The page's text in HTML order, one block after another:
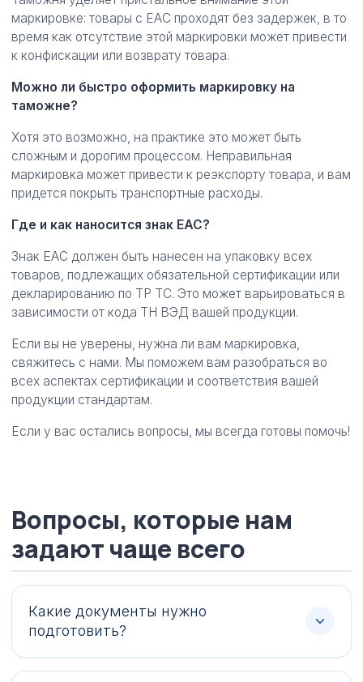
маркировке: товары с ЕАС проходят без задержек, в то
время как отсутствие этой маркировки может привести
к конфискации или возврату товара.
Можно ли быстро оформить маркировку на
таможне?
Хотя это возможно, на практике это может быть
сложным и дорогим процессом. Неправильная
маркировка может привести к реэкспорту товара, и вам
придется покрыть транспортные расходы.
Где и как наносится знак ЕАС?
Знак ЕАС должен быть нанесен на упаковку всех
товаров, подлежащих обязательной сертификации или
декларированию по ТР ТС. Это может варьироваться в
зависимости от кода ТН ВЭД вашей продукции.
Если вы не уверены, нужна ли вам маркировка,
свяжитесь с нами. Мы поможем вам разобраться во
всех аспектах сертификации и соответствия вашей
продукции стандартам.
Если у вас остались вопросы, мы всегда готовы помочь!
Вопросы, которые нам
задают чаще всего
Какие документы нужно
подготовить?